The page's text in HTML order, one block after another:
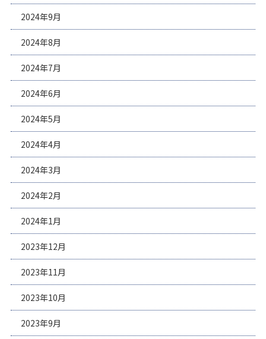
2024年9月
2024年8月
2024年7月
2024年6月
2024年5月
2024年4月
2024年3月
2024年2月
2024年1月
2023年12月
2023年11月
2023年10月
2023年9月